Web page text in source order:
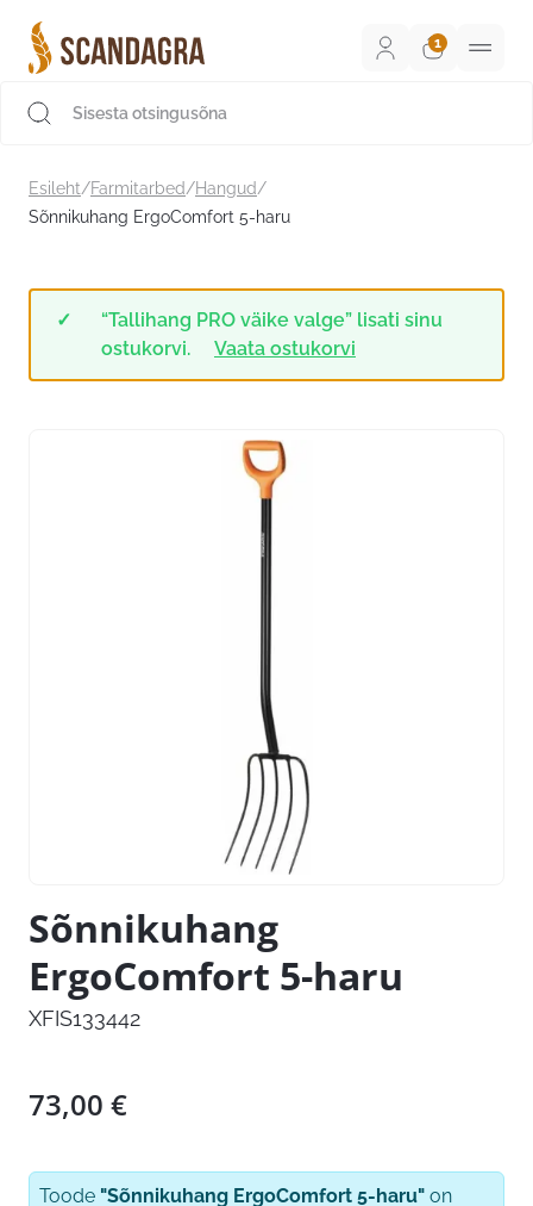
sisu
juurde
Esileht/Farmitarbed/Hangud/
Sõnnikuhang ErgoComfort 5-haru
“Tallihang PRO väike valge” lisati sinu
ostukorvi.
Vaata ostukorvi
Sõnnikuhang
ErgoComfort 5-haru
XFIS133442
73,00 €
Toode "Sõnnikuhang ErgoComfort 5-haru" on